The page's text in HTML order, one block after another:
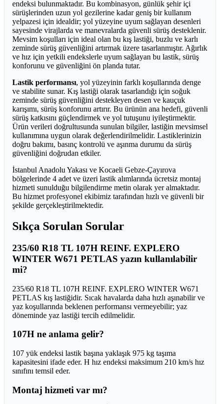
endeksi bulunmaktadır. Bu kombinasyon, günlük şehir içi
sürüşlerinden uzun yol gezilerine kadar geniş bir kullanım
yelpazesi için idealdir; yol yüzeyine uyum sağlayan desenleri
sayesinde virajlarda ve manevralarda güvenli sürüş desteklenir.
Mevsim koşulları için ideal olan bu kış lastiği, buzlu ve karlı
zeminde sürüş güvenliğini artırmak üzere tasarlanmıştır. Ağırlık
ve hız için yetkili endekslerle uyum sağlayan bu lastik, sürüş
konforunu ve güvenliğini ön planda tutar.
Lastik performansı, yol yüzeyinin farklı koşullarında denge
ve stabilite sunar. Kış lastiği olarak tasarlandığı için soğuk
zeminde sürüş güvenliğini destekleyen desen ve kauçuk
karışımı, sürüş konforunu artırır. Bu ürünün ana hedefi, güvenli
sürüş katkısını güçlendirmek ve yol tutuşunu iyileştirmektir.
Ürün verileri doğrultusunda sunulan bilgiler, lastiğin mevsimsel
kullanımına uygun olarak değerlendirilmelidir. Lastiklerinizin
doğru bakımı, basınç kontrolü ve aşınma durumu da sürüş
güvenliğini doğrudan etkiler.
İstanbul Anadolu Yakası ve Kocaeli Gebze-Çayırova
bölgelerinde 4 adet ve üzeri lastik alımlarında ücretsiz montaj
hizmeti sunulduğu bilgilendirme metin olarak yer almaktadır.
Bu hizmet profesyonel ekibimiz tarafından hızlı ve güvenli bir
şekilde gerçekleştirilmektedir.
Sıkça Sorulan Sorular
235/60 R18 TL 107H REINF. EXPLERO
WINTER W671 PETLAS yazın kullanılabilir
mi?
235/60 R18 TL 107H REINF. EXPLERO WINTER W671
PETLAS kış lastiğidir. Sıcak havalarda daha hızlı aşınabilir ve
yaz koşullarında beklenen performansı vermeyebilir; yaz
döneminde yaz lastiği tercih edilmelidir.
107H ne anlama gelir?
107 yük endeksi lastik başına yaklaşık 975 kg taşıma
kapasitesini ifade eder. H hız endeksi maksimum 210 km/s hız
sınıfını temsil eder.
Montaj hizmeti var mı?